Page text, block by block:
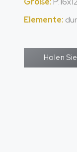
Elemente:
Holen